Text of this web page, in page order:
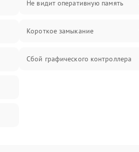
Не видит оперативную память
Короткое замыкание
Сбой графического контроллера